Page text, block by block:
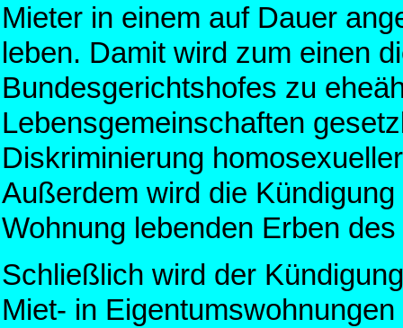
Mieter in einem auf Dauer
leben. Damit wird zum einen
Bundesgerichtshofes zu
Lebensgemeinschaften
Diskriminierung
Außerdem wird die
Wohnung lebenden Erben
Schließlich wird der
Miet- in